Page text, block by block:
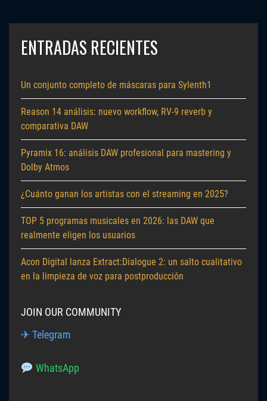
ENTRADAS RECIENTES
Un conjunto completo de máscaras para Sylenth1
Reason 14 análisis: nuevo workflow, RV-9 reverb y
comparativa DAW
Pyramix 16: análisis DAW profesional para mastering y
Dolby Atmos
¿Cuánto ganan los artistas con el streaming en 2025?
TOP 5 programas musicales en 2026: las DAW que
realmente eligen los usuarios
Acon Digital lanza Extract:Dialogue 2: un salto cualitativo
en la limpieza de voz para postproducción
JOIN OUR COMMUNITY
✈ Telegram
WhatsApp